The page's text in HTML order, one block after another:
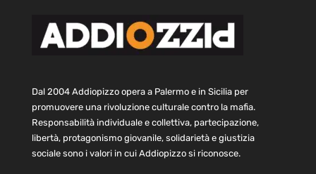
Dal 2004 Addiopizzo opera a Palermo e in Sicilia per
promuovere una rivoluzione culturale contro la mafia.
Responsabilità individuale e collettiva, partecipazione,
libertà, protagonismo giovanile, solidarietà e giustizia
sociale sono i valori in cui Addiopizzo si riconosce.